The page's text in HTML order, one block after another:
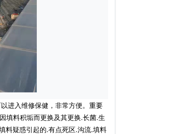
进入维修保健，非常方便。重要
填料积垢而更换及其更换.长菌.生
料疑惑引起的.有点死区.沟流.填料